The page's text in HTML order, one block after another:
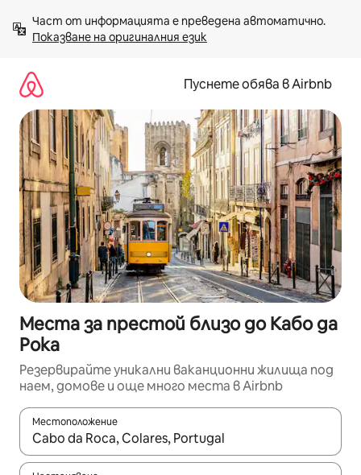
към
съдържанието
Показване на оригиналния език
Пуснете обява в Airbnb
Места за престой близо до Кабо да
Рока
Резервирайте уникални ваканционни жилища под
наем, домове и още много места в Airbnb
Местоположение
Когато резултатите се покажат, използвайте